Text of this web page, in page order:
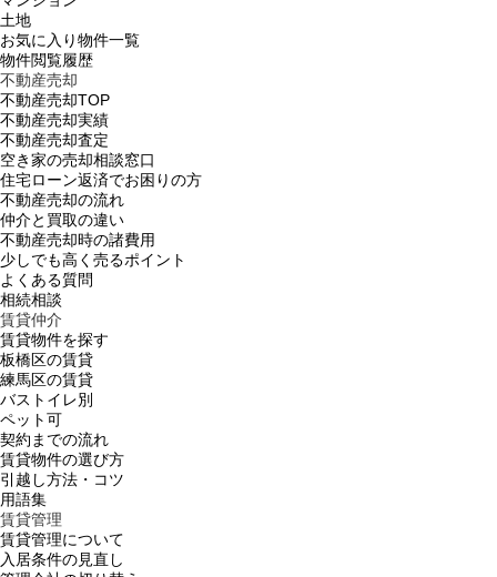
土地
お気に入り物件一覧
物件閲覧履歴
不動産売却
不動産売却TOP
不動産売却実績
不動産売却査定
空き家の売却相談窓口
住宅ローン返済でお困りの方
不動産売却の流れ
仲介と買取の違い
不動産売却時の諸費用
少しでも高く売るポイント
よくある質問
相続相談
賃貸仲介
賃貸物件を探す
板橋区の賃貸
練馬区の賃貸
バストイレ別
ペット可
契約までの流れ
賃貸物件の選び方
引越し方法・コツ
用語集
賃貸管理
賃貸管理について
入居条件の見直し